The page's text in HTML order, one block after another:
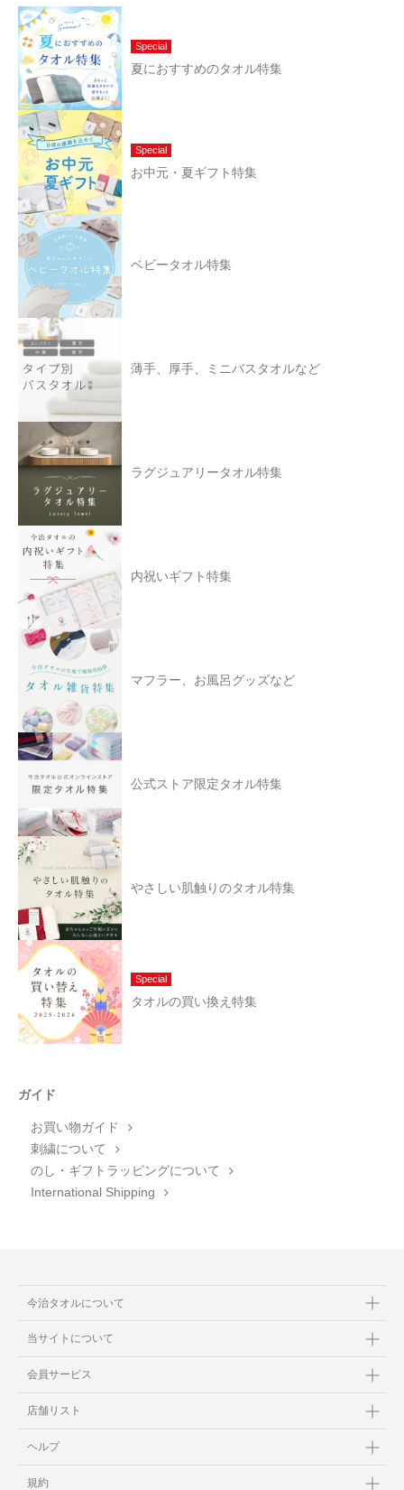
Special
夏におすすめのタオル特集
Special
お中元・夏ギフト特集
ベビータオル特集
薄手、厚手、ミニバスタオルなど
ラグジュアリータオル特集
内祝いギフト特集
マフラー、お風呂グッズなど
公式ストア限定タオル特集
やさしい肌触りのタオル特集
Special
タオルの買い換え特集
ガイド
お買い物ガイド
刺繍について
のし・ギフトラッピングについて
International Shipping
今治タオルについて
当サイトについて
会員サービス
店舗リスト
ヘルプ
規約